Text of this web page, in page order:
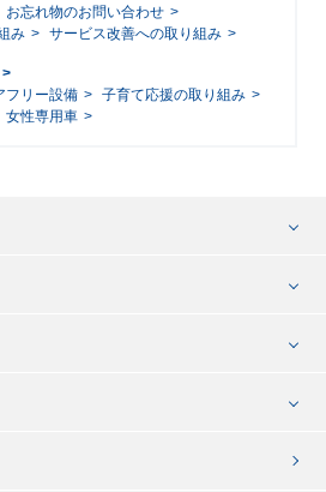
お忘れ物のお問い合わせ
み
サービス改善への取り組み
フリー設備
子育て応援の取り組み
女性専用車